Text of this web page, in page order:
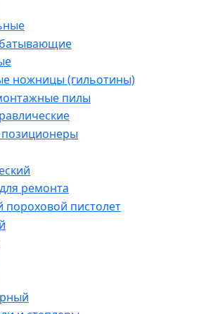
ножницы (гильотины)
пилы
ремонта
пистолет